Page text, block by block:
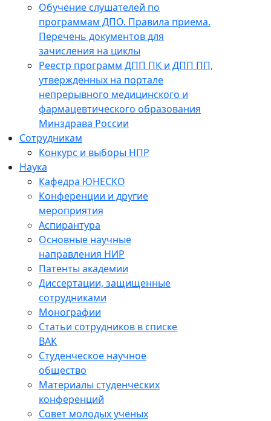
Обучение слушателей по
программам ДПО. Правила приема.
Перечень документов для
зачисления на циклы
Реестр программ ДПП ПК и ДПП ПП,
утвержденных на портале
непрерывного медицинского и
фармацевтического образования
Минздрава России
Сотрудникам
Конкурс и выборы НПР
Наука
Кафедра ЮНЕСКО
Конференции и другие
мероприятия
Аспирантура
Основные научные
направления НИР
Патенты академии
Диссертации, защищенные
сотрудниками
Монографии
Статьи сотрудников в списке
ВАК
Студенческое научное
общество
Материалы студенческих
конференций
Совет молодых ученых